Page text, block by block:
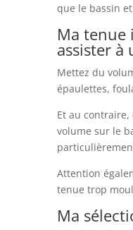
que le bassin
Ma tenue
assister à
Mettez du
épaulettes,
Et au contraire,
volume sur le
Attention
tenue trop
Ma